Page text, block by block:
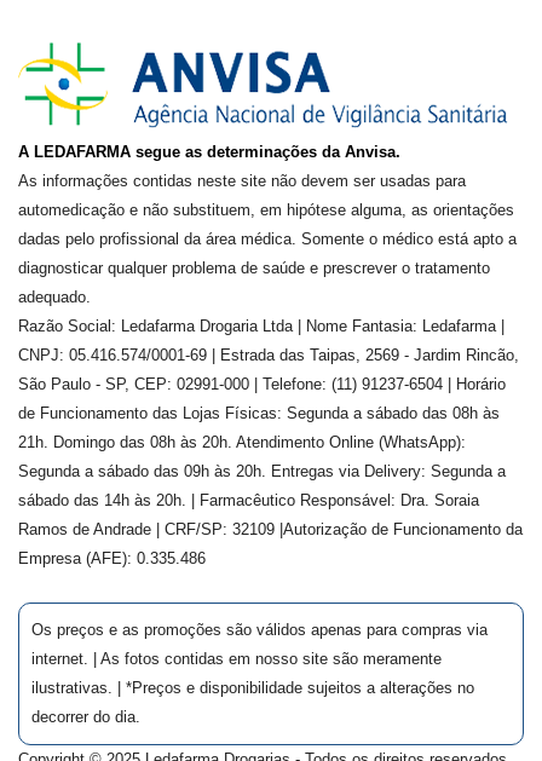
A LEDAFARMA segue as determinações da Anvisa.
As informações contidas neste site não devem ser usadas para
automedicação e não substituem, em hipótese alguma, as orientações
dadas pelo profissional da área médica. Somente o médico está apto a
diagnosticar qualquer problema de saúde e prescrever o tratamento
adequado.
Razão Social: Ledafarma Drogaria Ltda | Nome Fantasia: Ledafarma |
CNPJ: 05.416.574/0001-69 | Estrada das Taipas, 2569 - Jardim Rincão,
São Paulo - SP, CEP: 02991-000 | Telefone: (11) 91237-6504 | Horário
de Funcionamento das Lojas Físicas: Segunda a sábado das 08h às
21h. Domingo das 08h às 20h. Atendimento Online (WhatsApp):
Segunda a sábado das 09h às 20h. Entregas via Delivery: Segunda a
sábado das 14h às 20h. | Farmacêutico Responsável: Dra. Soraia
Ramos de Andrade
| CRF/SP: 32109 |Autorização de Funcionamento da
Empresa (AFE): 0.335.486
Os preços e as promoções são válidos apenas para compras via
internet. | As fotos contidas em nosso site são meramente
ilustrativas. | *Preços e disponibilidade sujeitos a alterações no
decorrer do dia.